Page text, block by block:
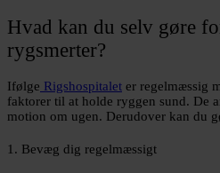
Hvad kan du selv gøre
rygsmerter?
Ifølge Rigshospitalet er regelmæssig
faktorer til at holde ryggen sund. De
motion om ugen. Derudover kan du
1. Bevæg dig regelmæssigt